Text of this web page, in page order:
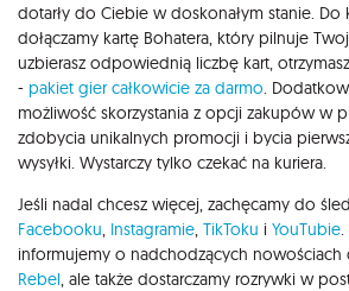
dotarły do Ciebie w doskonałym stanie.
dołączamy kartę Bohatera, który pilnuje
uzbierasz odpowiednią liczbę kart,
- pakiet gier całkowicie za darmo.
możliwość skorzystania z opcji zakupów w
zdobycia unikalnych promocji i bycia
wysyłki. Wystarczy tylko czekać na kuriera.
Jeśli nadal chcesz więcej, zachęcamy do
Facebooku, Instagramie, TikToku i YouTubie.
informujemy o nadchodzących nowościach
Rebel, ale także dostarczamy rozrywki w